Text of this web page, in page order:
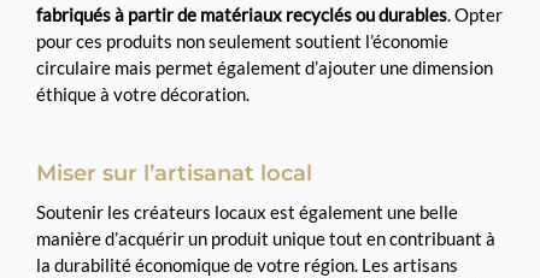
fabriqués à partir de matériaux recyclés ou durables. Opter
pour ces produits non seulement soutient l’économie
circulaire mais permet également d’ajouter une dimension
éthique à votre décoration.
Miser sur l’artisanat local
Soutenir les créateurs locaux est également une belle
manière d’acquérir un produit unique tout en contribuant à
la durabilité économique de votre région. Les artisans